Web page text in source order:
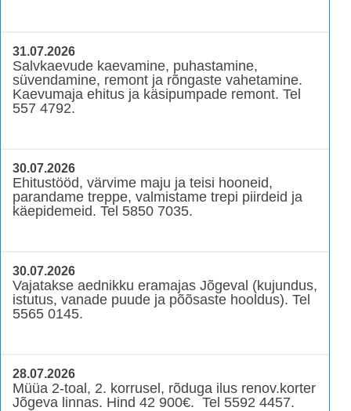
31.07.2026
Salvkaevude kaevamine, puhastamine,
süvendamine, remont ja rõngaste vahetamine.
Kaevumaja ehitus ja käsipumpade remont. Tel
557 4792.
30.07.2026
Ehitustööd, värvime maju ja teisi hooneid,
parandame treppe, valmistame trepi piirdeid ja
käepidemeid. Tel 5850 7035.
30.07.2026
Vajatakse aednikku eramajas Jõgeval (kujundus,
istutus, vanade puude ja põõsaste hooldus). Tel
5565 0145.
28.07.2026
Müüa 2-toal, 2. korrusel, rõduga ilus renov.korter
Jõgeva linnas. Hind 42 900€. Tel 5592 4457.